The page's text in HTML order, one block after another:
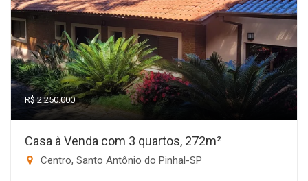
R$ 2.250.000
Casa à Venda com 3 quartos, 272m²
Centro, Santo Antônio do Pinhal-SP